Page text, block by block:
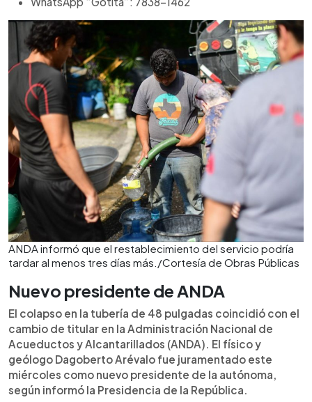
ANDA informó que el restablecimiento del servicio podría
tardar al menos tres días más./Cortesía de Obras Públicas
Nuevo presidente de ANDA
El colapso en la tubería de 48 pulgadas coincidió con el
cambio de titular en la Administración Nacional de
Acueductos y Alcantarillados (ANDA). El físico y
geólogo Dagoberto Arévalo fue juramentado este
miércoles como nuevo presidente de la autónoma,
según informó la Presidencia de la República.